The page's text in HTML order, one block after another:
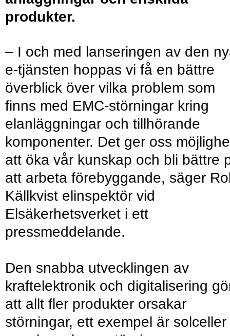
produkter.
– I och med lanseringen av den
e-tjänsten hoppas vi få en bättre
överblick över vilka problem som
finns med EMC-störningar kring
elanläggningar och tillhörande
komponenter. Det ger oss
att öka vår kunskap och bli bättre
att arbeta förebyggande, säger
Källkvist elinspektör vid
Elsäkerhetsverket i ett
pressmeddelande.
Den snabba utvecklingen av
kraftelektronik och digitalisering
att allt fler produkter orsakar
störningar, ett exempel är solceller